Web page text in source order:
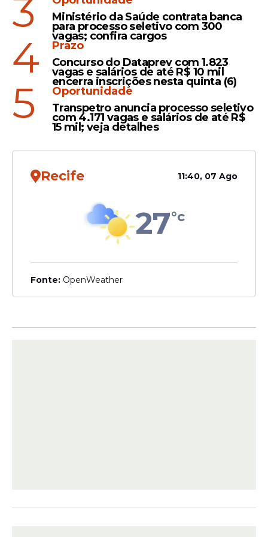
Argumento
Haddad justifica alta de
imposto sobre produtos
importados: 'proteção da
produção nacional'
Minsitério de Fernando
favor do STF e diz que "Não
tolera desvio de dados"
Veja Também
3
Ministério da Saúde contrata banca
para processo seletivo com 300
vagas; confira cargos
4
Prazo
Concurso do Dataprev com 1.823
vagas e salários de até R$ 10 mil
encerra inscrições nesta quinta (6)
5
Oportunidade
Transpetro anuncia processo seletivo
com 4.171 vagas e salários de até R$
15 mil; veja detalhes
Recife 11:40, 07 Ago
27°c
Fonte: OpenWeather